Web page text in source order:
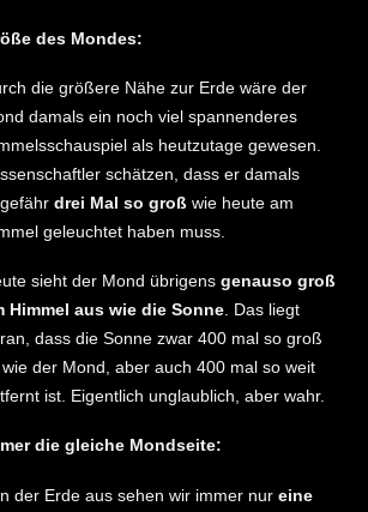
des Mondes:
die größere Nähe zur Erde wäre der
damals ein noch viel spannenderes
als heutzutage gewesen.
schätzen, dass er damals
drei Mal so groß wie heute am
geleuchtet haben muss.
sieht der Mond übrigens genauso groß
Himmel aus wie die Sonne. Das liegt
dass die Sonne zwar 400 mal so groß
wie der Mond, aber auch 400 mal so weit
ist. Eigentlich unglaublich, aber wahr.
die gleiche Mondseite:
der Erde aus sehen wir immer nur eine